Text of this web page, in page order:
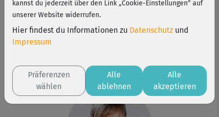
Elisa Dambeck
Find your style
Bikini-fit easy
kannst du jederzeit über den Link „Cookie-Einstellungen“ auf
unserer Website widerrufen.
Hier findest du Informationen zu Datenschutz und
Impressum
Präferenzen
wählen
Alle
ablehnen
Alle
akzeptieren